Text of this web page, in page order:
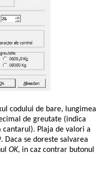
codului de bare, lungimea
de greutate (indica
Plaja de valori a
Daca se doreste salvarea
OK, in caz contrar butonul